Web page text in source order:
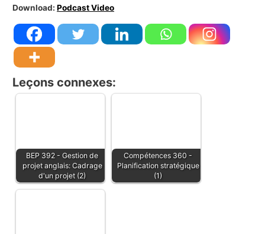
Download:Podcast Video
Leçons connexes:
BEP 392 - Gestion de
projet anglais: Cadrage
d'un projet (2)
Compétences 360 -
Planification stratégique
(1)